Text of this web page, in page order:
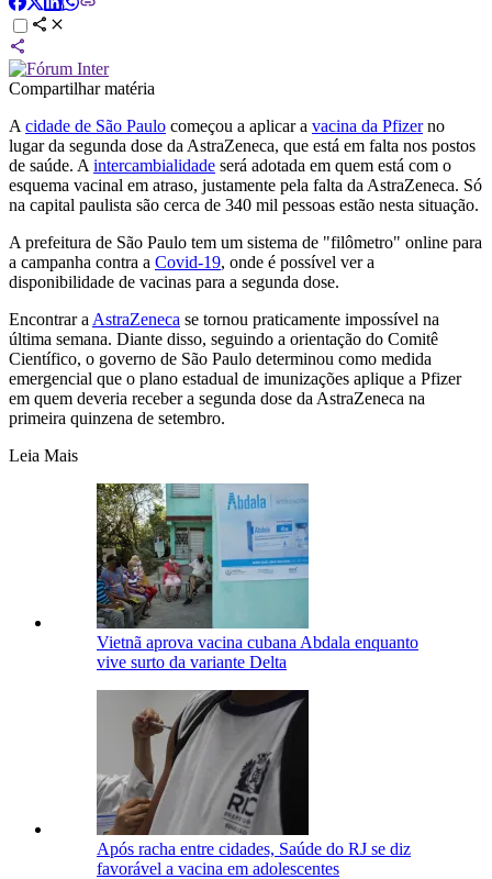
Compartilhar matéria
A cidade de São Paulo começou a aplicar a vacina da Pfizerno
lugar da segunda dose da AstraZeneca, que está em falta nos postos
de saúde. A intercambialidade será adotada em quem está com o
esquema vacinal em atraso, justamente pela falta da AstraZeneca. Só
na capital paulista são cerca de 340 mil pessoas estão nesta situação.
A prefeitura de São Paulo tem um sistema de "filômetro" online para
a campanha contra a Covid-19, onde é possível ver a
disponibilidade de vacinas para a segunda dose.
Encontrar a AstraZeneca se tornou praticamente impossível na
última semana. Diante disso, seguindo a orientação do Comitê
Científico, o governo de São Paulo determinou como medida
emergencial que o plano estadual de imunizações aplique a Pfizer
em quem deveria receber a segunda dose da AstraZeneca na
primeira quinzena de setembro.
Leia Mais
Vietnã aprova vacina cubana Abdala enquanto
vive surto da variante Delta
Após racha entre cidades, Saúde do RJ se diz
favorável a vacina em adolescentes